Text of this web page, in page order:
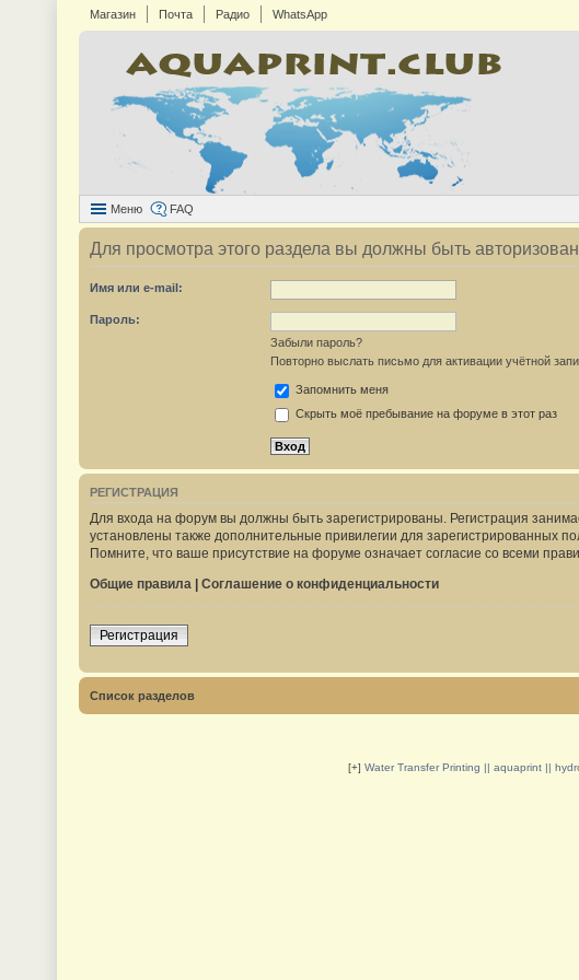
Магазин Почта Радио WhatsApp
Меню FAQ
Для просмотра этого раздела вы должны быть
Имя или e-mail:
Пароль:
Забыли пароль?
Повторно выслать письмо для активации учётной
Запомнить меня
Скрыть моё пребывание на форуме в этот раз
РЕГИСТРАЦИЯ
Для входа на форум вы должны быть зарегистрированы. Регистрация
установлены также дополнительные привилегии для зарегистрированных
Помните, что ваше присутствие на форуме означает согласие со всеми
Общие правила | Соглашение о конфиденциальности
Регистрация
Список разделов
[+] Water Transfer Printing || aquaprint ||